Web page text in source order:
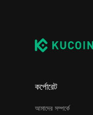
করা অন্তর্ভুক্ত৷
কর্পোরেট
আমাদের সম্পর্কে